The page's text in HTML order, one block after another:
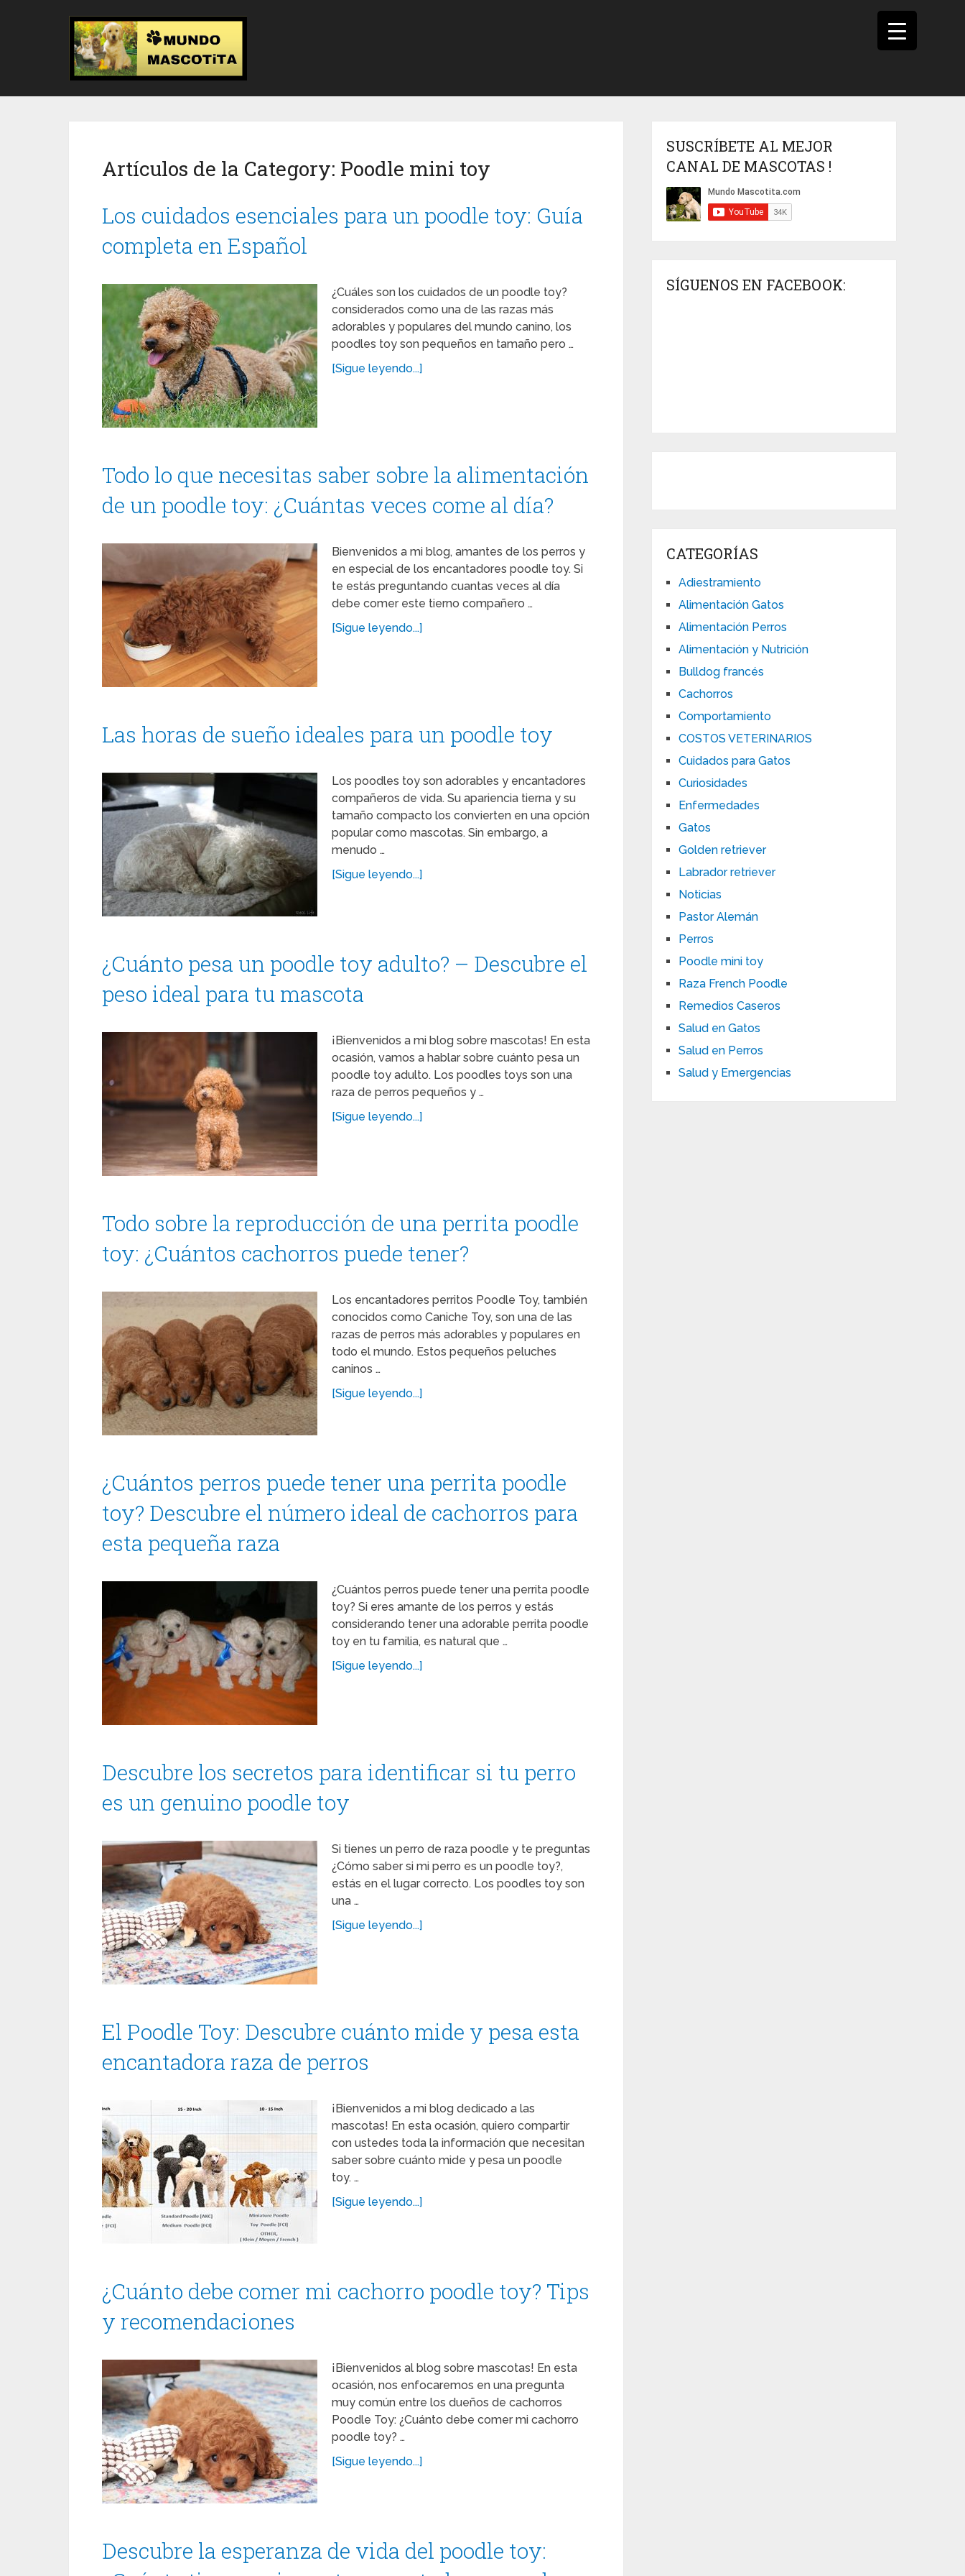
Artículos de la Category: Poodle mini toy
Los cuidados esenciales para un poodle toy: Guía
completa en Español
¿Cuáles son los cuidados de un poodle toy?
considerados como una de las razas más
adorables y populares del mundo canino, los
poodles toy son pequeños en tamaño pero …
[Sigue leyendo...]
Todo lo que necesitas saber sobre la alimentación
de un poodle toy: ¿Cuántas veces come al día?
Bienvenidos a mi blog, amantes de los perros y
en especial de los encantadores poodle toy. Si
te estás preguntando cuantas veces al día
debe comer este tierno compañero …
[Sigue leyendo...]
Las horas de sueño ideales para un poodle toy
Los poodles toy son adorables y encantadores
compañeros de vida. Su apariencia tierna y su
tamaño compacto los convierten en una opción
popular como mascotas. Sin embargo, a
menudo …
[Sigue leyendo...]
¿Cuánto pesa un poodle toy adulto? – Descubre el
peso ideal para tu mascota
¡Bienvenidos a mi blog sobre mascotas! En esta
ocasión, vamos a hablar sobre cuánto pesa un
poodle toy adulto. Los poodles toys son una
raza de perros pequeños y …
[Sigue leyendo...]
Todo sobre la reproducción de una perrita poodle
toy: ¿Cuántos cachorros puede tener?
Los encantadores perritos Poodle Toy, también
conocidos como Caniche Toy, son una de las
razas de perros más adorables y populares en
todo el mundo. Estos pequeños peluches
caninos …
[Sigue leyendo...]
¿Cuántos perros puede tener una perrita poodle
toy? Descubre el número ideal de cachorros para
esta pequeña raza
¿Cuántos perros puede tener una perrita poodle
toy? Si eres amante de los perros y estás
considerando tener una adorable perrita poodle
toy en tu familia, es natural que …
[Sigue leyendo...]
Descubre los secretos para identificar si tu perro
es un genuino poodle toy
Si tienes un perro de raza poodle y te preguntas
¿Cómo saber si mi perro es un poodle toy?,
estás en el lugar correcto. Los poodles toy son
una …
[Sigue leyendo...]
El Poodle Toy: Descubre cuánto mide y pesa esta
encantadora raza de perros
¡Bienvenidos a mi blog dedicado a las
mascotas! En esta ocasión, quiero compartir
con ustedes toda la información que necesitan
saber sobre cuánto mide y pesa un poodle
toy. …
[Sigue leyendo...]
¿Cuánto debe comer mi cachorro poodle toy? Tips
y recomendaciones
¡Bienvenidos al blog sobre mascotas! En esta
ocasión, nos enfocaremos en una pregunta
muy común entre los dueños de cachorros
Poodle Toy: ¿Cuánto debe comer mi cachorro
poodle toy? …
[Sigue leyendo...]
Descubre la esperanza de vida del poodle toy:
SUSCRÍBETE AL MEJOR
CANAL DE MASCOTAS !
SÍGUENOS EN FACEBOOK:
CATEGORÍAS
Adiestramiento
Alimentación Gatos
Alimentación Perros
Alimentación y Nutrición
Bulldog francés
Cachorros
Comportamiento
COSTOS VETERINARIOS
Cuidados para Gatos
Curiosidades
Enfermedades
Gatos
Golden retriever
Labrador retriever
Noticias
Pastor Alemán
Perros
Poodle mini toy
Raza French Poodle
Remedios Caseros
Salud en Gatos
Salud en Perros
Salud y Emergencias